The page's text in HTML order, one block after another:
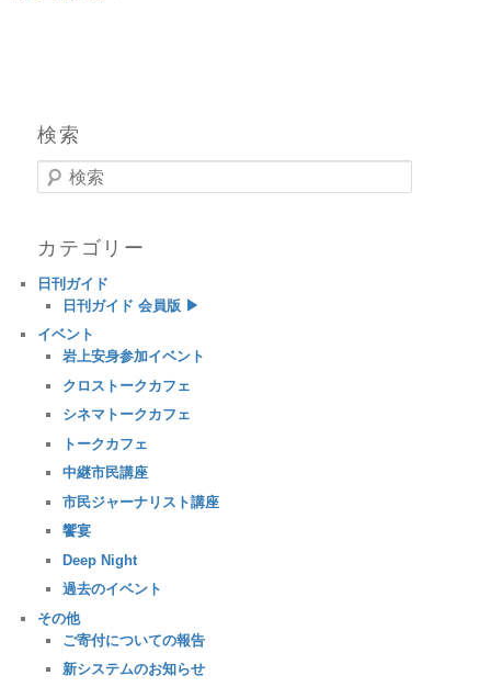
検索
検索
カテゴリー
日刊ガイド
日刊ガイド 会員版 ▶
イベント
岩上安身参加イベント
クロストークカフェ
シネマトークカフェ
トークカフェ
中継市民講座
市民ジャーナリスト講座
饗宴
Deep Night
過去のイベント
その他
ご寄付についての報告
新システムのお知らせ